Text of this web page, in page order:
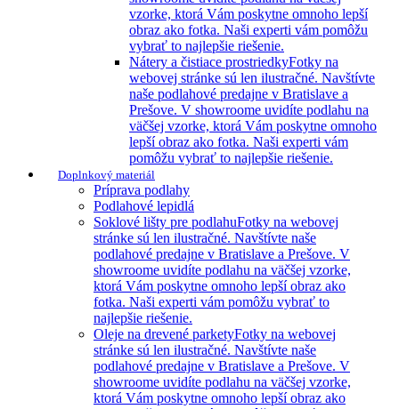
vzorke, ktorá Vám poskytne omnoho lepší
obraz ako fotka. Naši experti vám pomôžu
vybrať to najlepšie riešenie.
Nátery a čistiace prostriedkyFotky na
webovej stránke sú len ilustračné. Navštívte
naše podlahové predajne v Bratislave a
Prešove. V showroome uvidíte podlahu na
väčšej vzorke, ktorá Vám poskytne omnoho
lepší obraz ako fotka. Naši experti vám
pomôžu vybrať to najlepšie riešenie.
Doplnkový materiál
Príprava podlahy
Podlahové lepidlá
Soklové lišty pre podlahuFotky na webovej
stránke sú len ilustračné. Navštívte naše
podlahové predajne v Bratislave a Prešove. V
showroome uvidíte podlahu na väčšej vzorke,
ktorá Vám poskytne omnoho lepší obraz ako
fotka. Naši experti vám pomôžu vybrať to
najlepšie riešenie.
Oleje na drevené parketyFotky na webovej
stránke sú len ilustračné. Navštívte naše
podlahové predajne v Bratislave a Prešove. V
showroome uvidíte podlahu na väčšej vzorke,
ktorá Vám poskytne omnoho lepší obraz ako